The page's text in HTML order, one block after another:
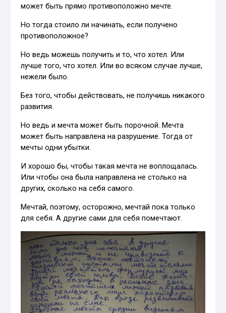
может быть прямо противоположно мечте.
Но тогда стоило ли начинать, если получено
противоположное?
Но ведь можешь получить и то, что хотел. Или
лучше того, что хотел. Или во всяком случае лучше,
нежели было.
Без того, чтобы действовать, не получишь никакого
развития.
Но ведь и мечта может быть порочной. Мечта
может быть направлена на разрушение. Тогда от
мечты одни убытки.
И хорошо бы, чтобы такая мечта не воплощалась.
Или чтобы она была направлена не столько на
других, сколько на себя самого.
Мечтай, поэтому, осторожно, мечтай пока только
для себя. А другие сами для себя помечтают.